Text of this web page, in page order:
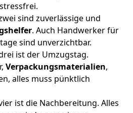
sind zuverlässige und
. Auch Handwerker für
sind unverzichtbar.
ist der Umzugstag.
Verpackungsmaterialien,
alles muss pünktlich
ist die Nachbereitung. Alles